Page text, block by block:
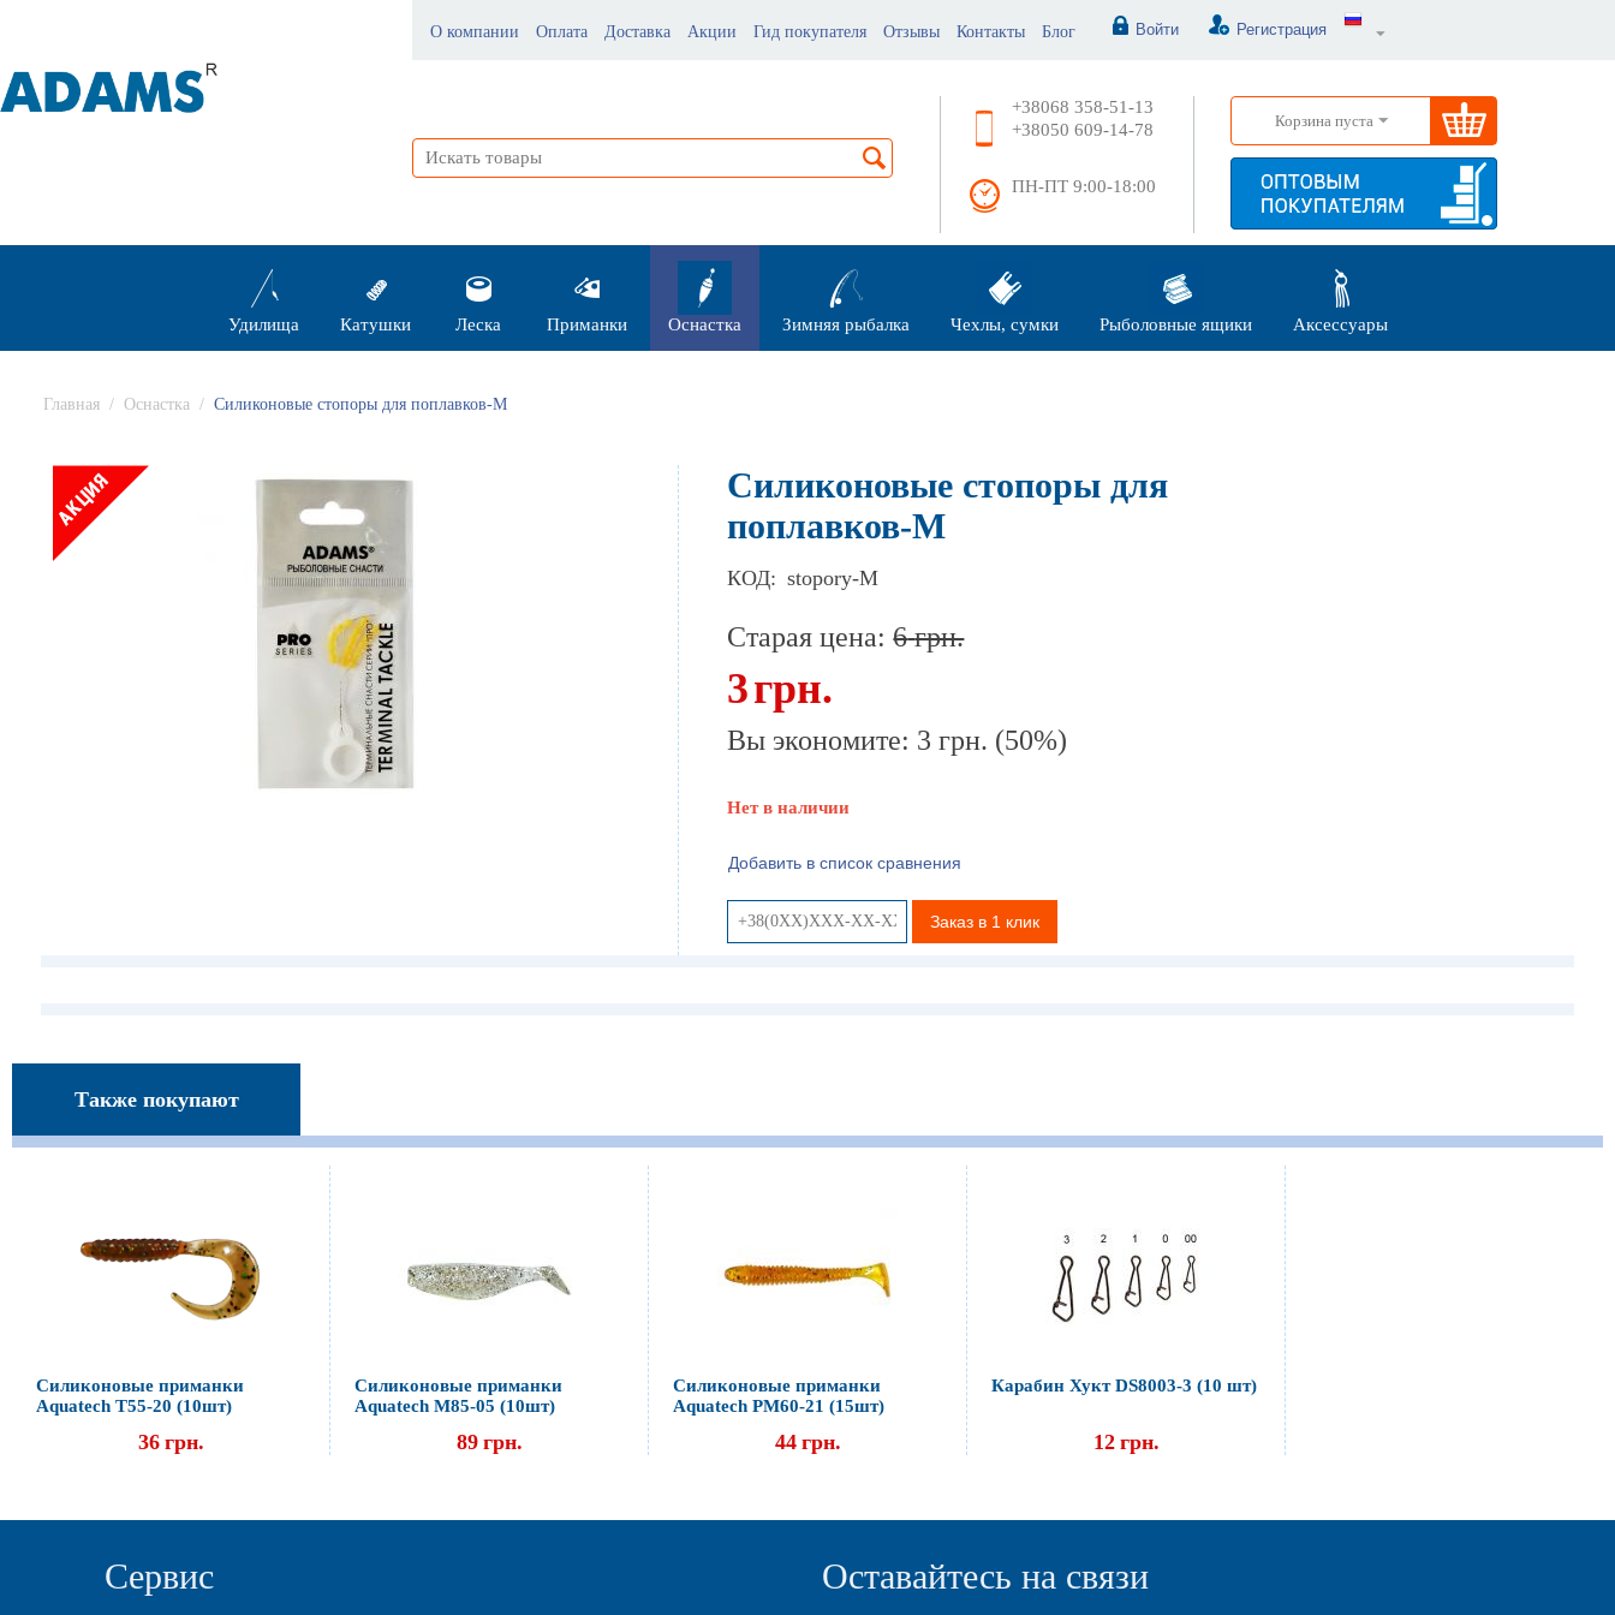
О компании Оплата Доставка Акции Гид покупателя Отзывы Контакты Блог Войти Регистрация
+38068 358-51-13
+38050 609-14-78
ПН-ПТ 9:00-18:00
Корзина пуста
Удилища Катушки Леска Приманки Оснастка Зимняя рыбалка Чехлы, сумки Рыболовные ящики Аксессуары
Главная / Оснастка / Силиконовые стопоры для поплавков-М
Силиконовые стопоры для
поплавков-М
КОД: stopory-М
Старая цена: 6 грн.
3грн.
Вы экономите: 3 грн. (50%)
Нет в наличии
Добавить в список сравнения
Заказ в 1 клик
Также покупают
Силиконовые приманки
Aquatech Т55-20 (10шт)
36 грн.
Силиконовые приманки
Aquatech М85-05 (10шт)
89 грн.
Силиконовые приманки
Aquatech PM60-21 (15шт)
44 грн.
Карабин Хукт DS8003-3 (10 шт)
12 грн.
Сервис Оставайтесь на связи